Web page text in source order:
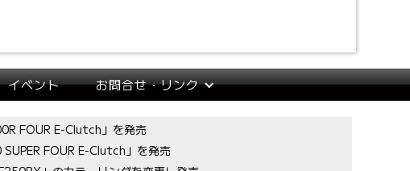
イベント お問合せ・リンク